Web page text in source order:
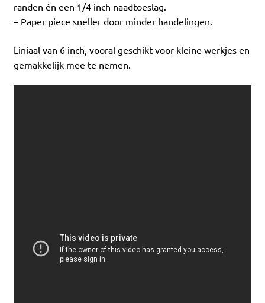
randen én een 1/4 inch naadtoeslag.
– Paper piece sneller door minder handelingen.
Liniaal van 6 inch, vooral geschikt voor kleine werkjes en
gemakkelijk mee te nemen.